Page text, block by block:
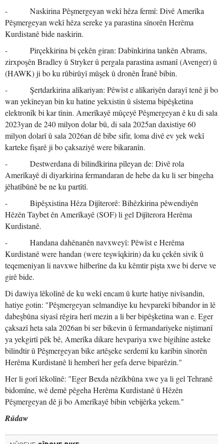
- Naskirina Pêşmergeyan wekî hêza fermî: Divê Amerîka
Pêşmergeyan wekî hêza sereke ya parastina sînorên Herêma
Kurdistanê bide naskirin.
- Pirçekkirina bi çekên giran: Dabînkirina tankên Abrams,
zirxpoşên Bradley û Stryker û pergala parastina asmanî (Avenger) û
(HAWK) ji bo ku rûbirûyî mûşek û dronên Îranê bibin.
- Şertdarkirina alîkariyan: Pêwîst e alîkariyên darayî tenê ji bo
wan yekîneyan bin ku hatine yekxistin û sîstema bipêşketina
elektronîk bi kar tînin. Amerîkayê mûçeyê Pêşmergeyan ê ku di sala
2023yan de 240 milyon dolar bû, di sala 2025an daxistiye 60
milyon dolarî û sala 2026an dê bibe sifir, loma divê ev yek wekî
karteke fişarê ji bo çaksaziyê were bikaranîn.
- Destwerdana di bilindkirina pîleyan de: Divê rola
Amerîkayê di diyarkirina fermandaran de hebe da ku li ser bingeha
jêhatîbûnê be ne ku partîtî.
- Bipêşxistina Hêza Dijîterorê: Bihêzkirina pêwendiyên
Hêzên Taybet ên Amerîkayê (SOF) li gel Dijîterora Herêma
Kurdistanê.
- Handana dahênanên navxweyî: Pêwîst e Herêma
Kurdistanê were handan (were teşwîqkirin) da ku çekên sivik û
teqemeniyan li navxwe hilberîne da ku kêmtir pişta xwe bi derve ve
girê bide.
Di dawiya lêkolînê de ku wekî encam û kurte hatiye nivîsandin,
hatiye gotin: "Pêşmergeyan selmandiye ku hevparekî bibandor in lê
dabeşbûna siyasî rêgira herî mezin a li ber bipêşketina wan e. Eger
çaksazî heta sala 2026an bi ser bikevin û fermandariyeke niştimanî
ya yekgirtî pêk bê, Amerîka dikare hevpariya xwe bigihîne asteke
bilindtir û Pêşmergeyan bike artêşeke serdemî ku karibin sînorên
Herêma Kurdistanê li hemberî her gefa derve biparêzin."
Her li gorî lêkolînê: "Eger Bexda nêzîkbûna xwe ya li gel Tehranê
bidomîne, wê demê pêgeha Herêma Kurdistanê û Hêzên
Pêşmergeyan dê ji bo Amerîkayê bibin vebijêrka yekem."
Rûdaw